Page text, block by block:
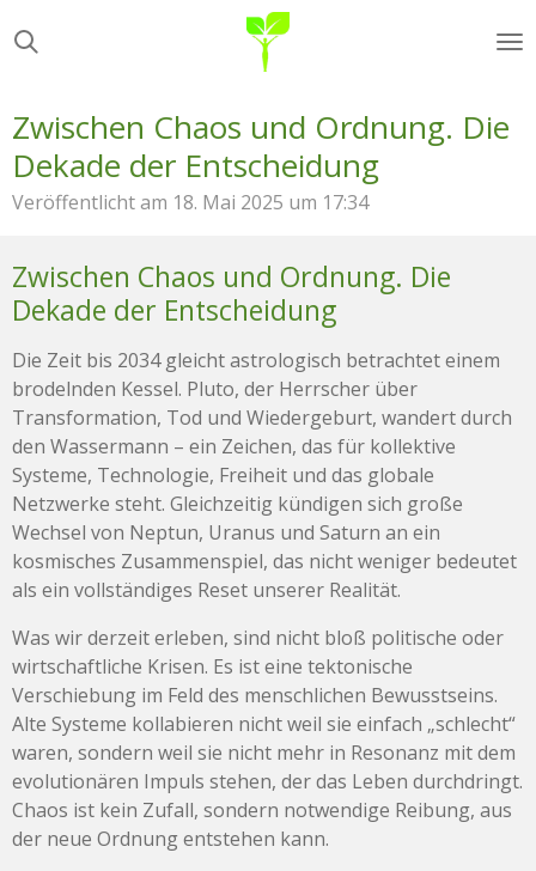
Hauptinhalt
Zwischen Chaos und Ordnung. Die
Dekade der Entscheidung
Veröffentlicht am 18. Mai 2025 um 17:34
Zwischen Chaos und Ordnung. Die
Dekade der Entscheidung
Die Zeit bis 2034 gleicht astrologisch betrachtet einem
brodelnden Kessel. Pluto, der Herrscher über
Transformation, Tod und Wiedergeburt, wandert durch
den Wassermann – ein Zeichen, das für kollektive
Systeme, Technologie, Freiheit und das globale
Netzwerke steht. Gleichzeitig kündigen sich große
Wechsel von Neptun, Uranus und Saturn an ein
kosmisches Zusammenspiel, das nicht weniger bedeutet
als ein vollständiges Reset unserer Realität.
Was wir derzeit erleben, sind nicht bloß politische oder
wirtschaftliche Krisen. Es ist eine tektonische
Verschiebung im Feld des menschlichen Bewusstseins.
Alte Systeme kollabieren nicht weil sie einfach „schlecht“
waren, sondern weil sie nicht mehr in Resonanz mit dem
evolutionären Impuls stehen, der das Leben durchdringt.
Chaos ist kein Zufall, sondern notwendige Reibung, aus
der neue Ordnung entstehen kann.